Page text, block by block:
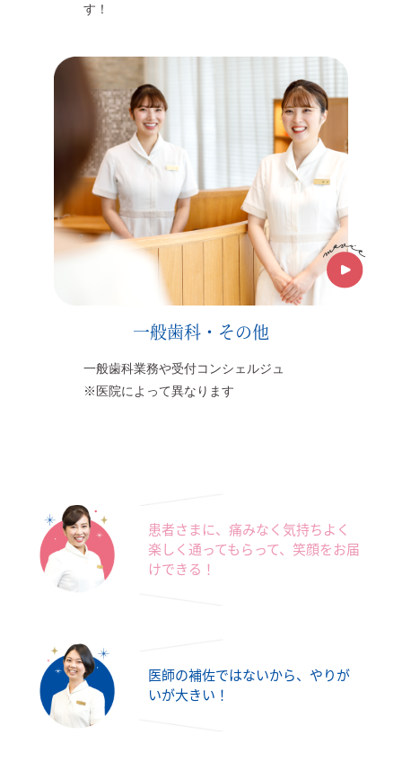
す！
一般歯科・その他
一般歯科業務や受付コンシェルジュ
※医院によって異なります
患者さまに、痛みなく気持ちよく
楽しく通ってもらって、笑顔をお届
けできる！
医師の補佐ではないから、やりが
いが大きい！